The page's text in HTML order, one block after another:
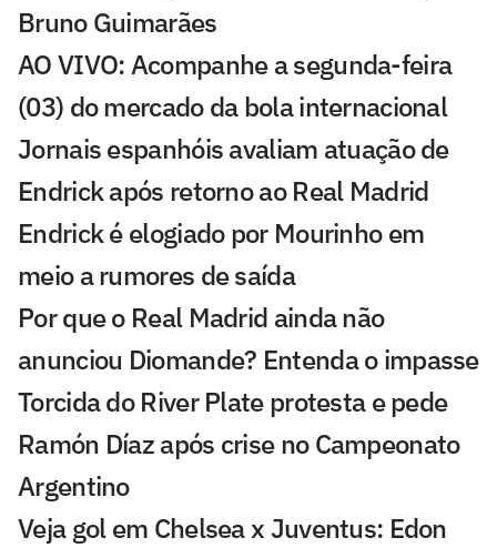
Bruno Guimarães
AO VIVO: Acompanhe a segunda-feira
(03) do mercado da bola internacional
Jornais espanhóis avaliam atuação de
Endrick após retorno ao Real Madrid
Endrick é elogiado por Mourinho em
meio a rumores de saída
Por que o Real Madrid ainda não
anunciou Diomande? Entenda o impasse
Torcida do River Plate protesta e pede
Ramón Díaz após crise no Campeonato
Argentino
Veja gol em Chelsea x Juventus: Edon